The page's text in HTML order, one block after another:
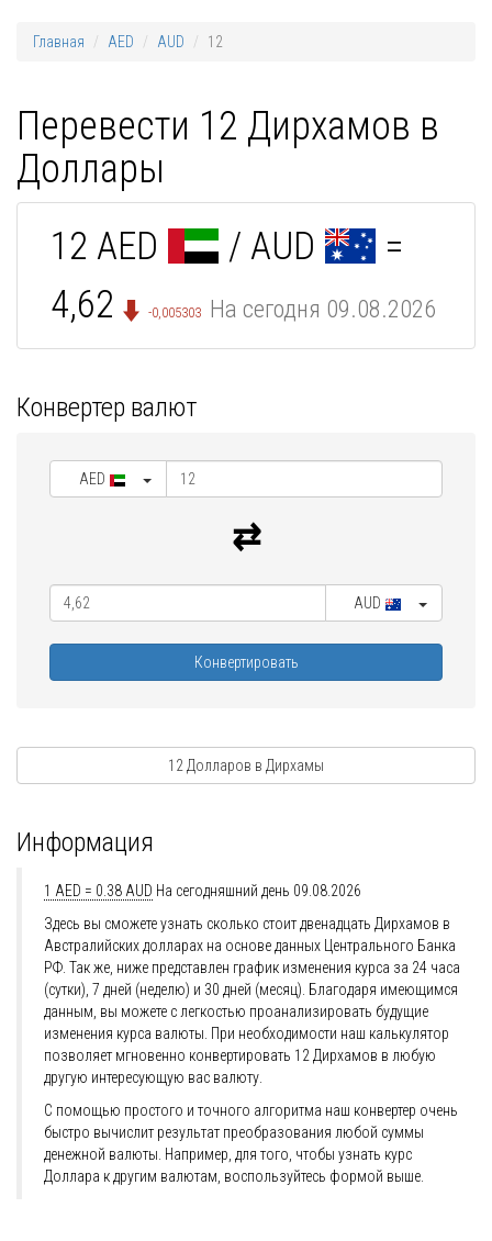
Главная AED AUD 12
Перевести 12 Дирхамов в
Доллары
12 AED / AUD
=
4,62
-0,005303 На сегодня 09.08.2026
Конвертер валют
AED
AUD
Конвертировать
12 Долларов в Дирхамы
Информация
1 AED = 0.38 AUD На сегодняшний день 09.08.2026
Здесь вы сможете узнать сколько стоит двенадцать Дирхамов в
Австралийских долларах на основе данных Центрального Банка
РФ. Так же, ниже представлен график изменения курса за 24 часа
(сутки), 7 дней (неделю) и 30 дней (месяц). Благодаря имеющимся
данным, вы можете с легкостью проанализировать будущие
изменения курса валюты. При необходимости наш калькулятор
позволяет мгновенно конвертировать 12 Дирхамов в любую
другую интересующую вас валюту.
С помощью простого и точного алгоритма наш конвертер очень
быстро вычислит результат преобразования любой суммы
денежной валюты. Например, для того, чтобы узнать курс
Доллара к другим валютам, воспользуйтесь формой выше.